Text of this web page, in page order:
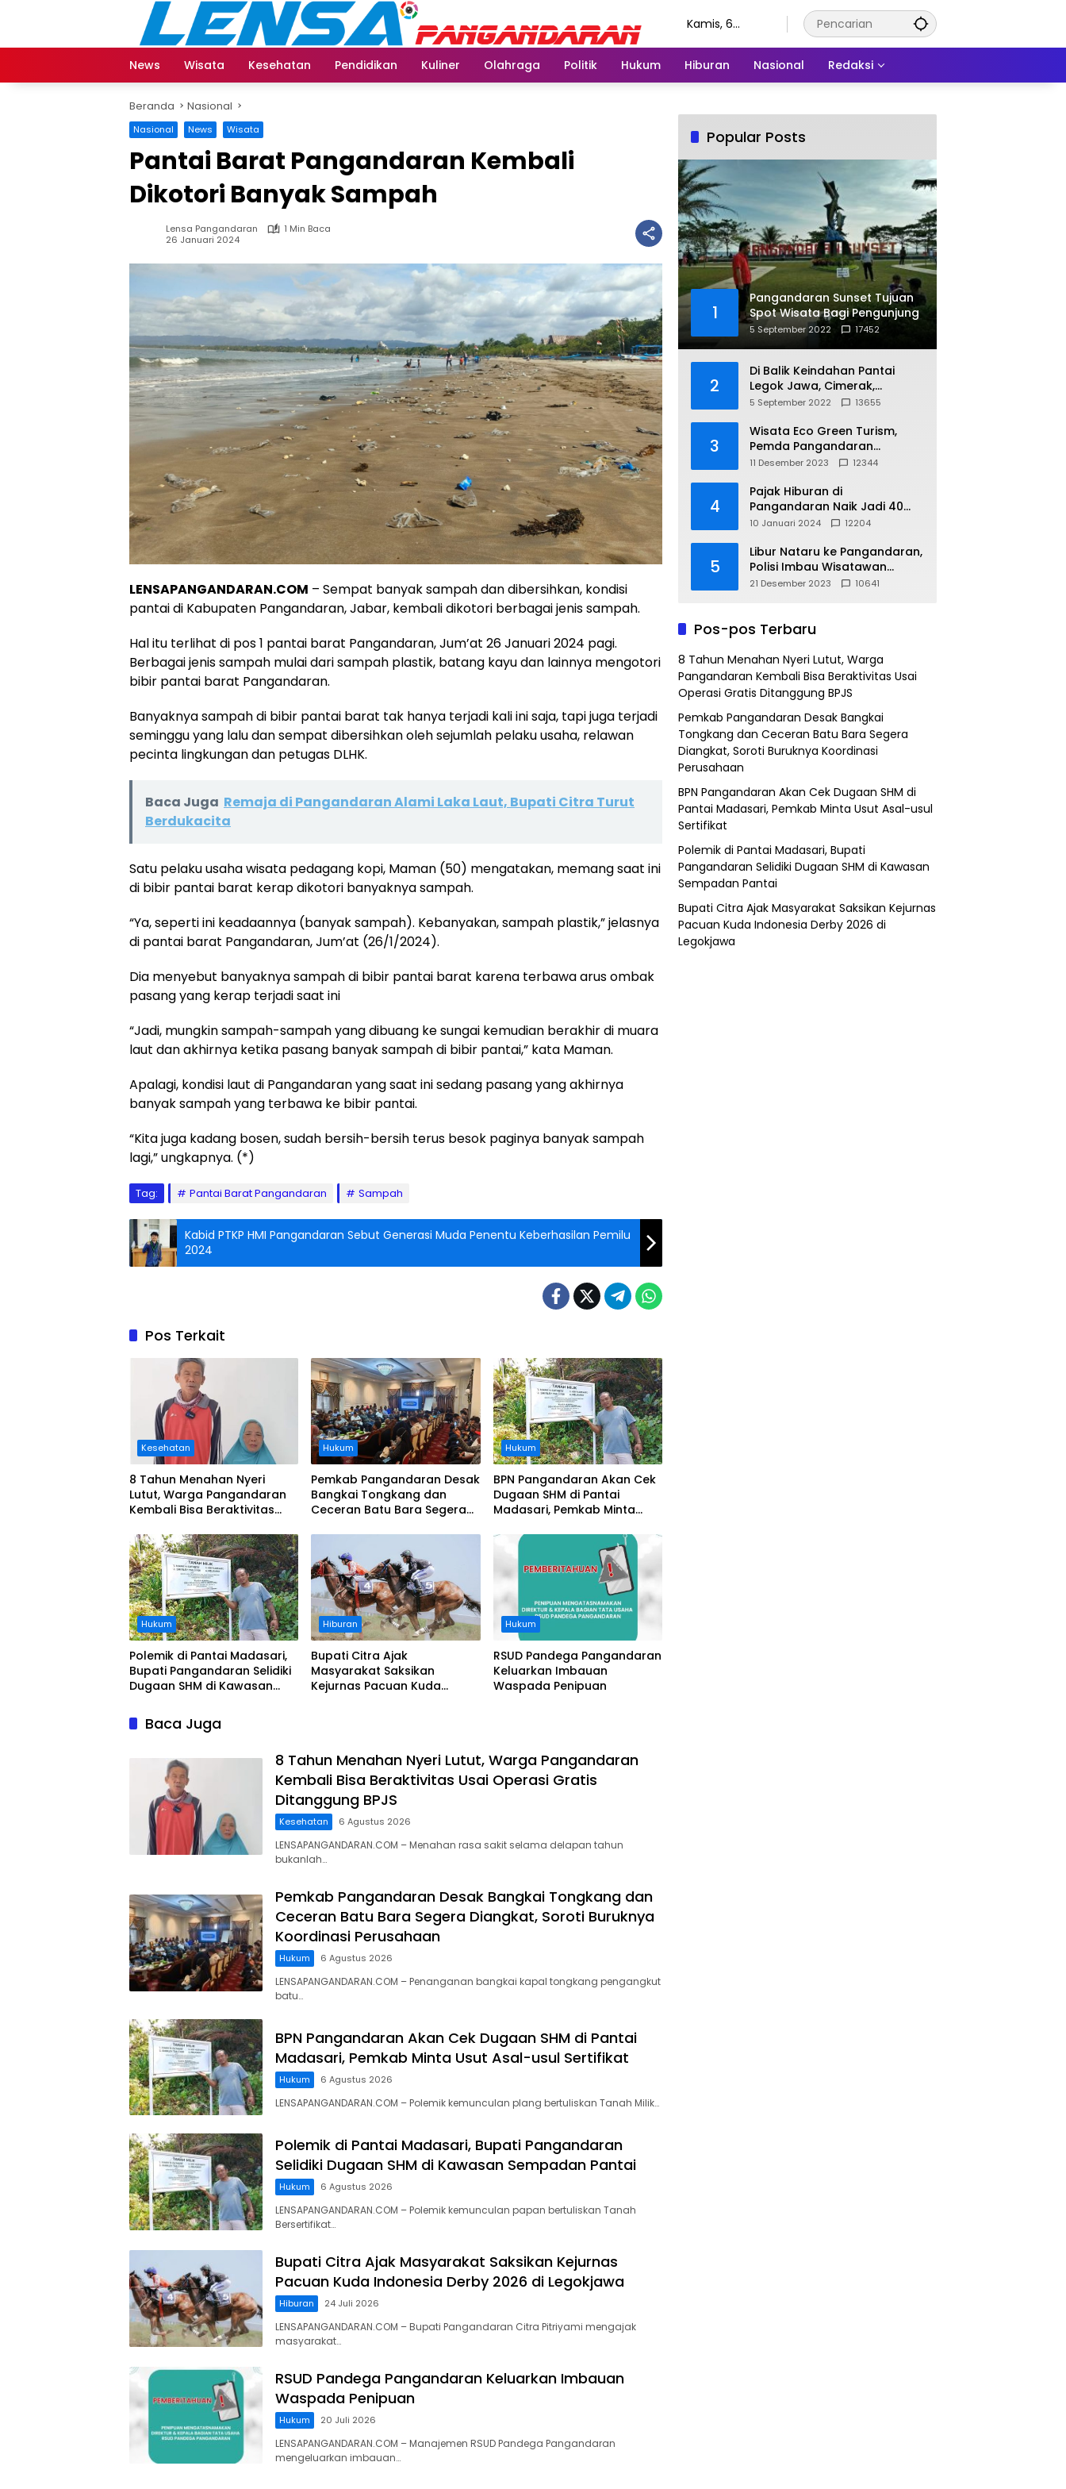
Kamis, 6
News
Wisata Kesehatan Pendidikan Kuliner Olahraga Politik Hukum Hiburan Nasional Redaksi
Beranda Nasional
Nasional News Wisata
Pantai Barat Pangandaran Kembali
Dikotori Banyak Sampah
Lensa Pangandaran
1 Min Baca
26 Januari 2024
LENSAPANGANDARAN.COM – Sempat banyak sampah dan dibersihkan, kondisi
pantai di Kabupaten Pangandaran, Jabar, kembali dikotori berbagai jenis sampah.
Hal itu terlihat di pos 1 pantai barat Pangandaran, Jum’at 26 Januari 2024 pagi.
Berbagai jenis sampah mulai dari sampah plastik, batang kayu dan lainnya mengotori
bibir pantai barat Pangandaran.
Banyaknya sampah di bibir pantai barat tak hanya terjadi kali ini saja, tapi juga terjadi
seminggu yang lalu dan sempat dibersihkan oleh sejumlah pelaku usaha, relawan
pecinta lingkungan dan petugas DLHK.
Baca Juga Remaja di Pangandaran Alami Laka Laut, Bupati Citra Turut
Berdukacita
Satu pelaku usaha wisata pedagang kopi, Maman (50) mengatakan, memang saat ini
di bibir pantai barat kerap dikotori banyaknya sampah.
“Ya, seperti ini keadaannya (banyak sampah). Kebanyakan, sampah plastik,” jelasnya
di pantai barat Pangandaran, Jum’at (26/1/2024).
Dia menyebut banyaknya sampah di bibir pantai barat karena terbawa arus ombak
pasang yang kerap terjadi saat ini
“Jadi, mungkin sampah-sampah yang dibuang ke sungai kemudian berakhir di muara
laut dan akhirnya ketika pasang banyak sampah di bibir pantai,” kata Maman.
Apalagi, kondisi laut di Pangandaran yang saat ini sedang pasang yang akhirnya
banyak sampah yang terbawa ke bibir pantai.
“Kita juga kadang bosen, sudah bersih-bersih terus besok paginya banyak sampah
lagi,” ungkapnya. (*)
Tag: Pantai Barat Pangandaran Sampah
Kabid PTKP HMI Pangandaran Sebut Generasi Muda Penentu Keberhasilan Pemilu
2024
Pos Terkait
Kesehatan
8 Tahun Menahan Nyeri
Lutut, Warga Pangandaran
Kembali Bisa Beraktivitas
Ditanggung BPJS
Hukum
Pemkab Pangandaran Desak
Bangkai Tongkang dan
Ceceran Batu Bara Segera
Koordinasi Perusahaan
Hukum
BPN Pangandaran Akan Cek
Dugaan SHM di Pantai
Madasari, Pemkab Minta
Hukum
Polemik di Pantai Madasari,
Bupati Pangandaran Selidiki
Dugaan SHM di Kawasan
Hiburan
Bupati Citra Ajak
Masyarakat Saksikan
Kejurnas Pacuan Kuda
Hukum
RSUD Pandega Pangandaran
Keluarkan Imbauan
Waspada Penipuan
Baca Juga
8 Tahun Menahan Nyeri Lutut, Warga Pangandaran
Kembali Bisa Beraktivitas Usai Operasi Gratis
Ditanggung BPJS
Kesehatan 6 Agustus 2026
LENSAPANGANDARAN.COM – Menahan rasa sakit selama delapan tahun
bukanlah…
Pemkab Pangandaran Desak Bangkai Tongkang dan
Ceceran Batu Bara Segera Diangkat, Soroti Buruknya
Koordinasi Perusahaan
Hukum 6 Agustus 2026
LENSAPANGANDARAN.COM – Penanganan bangkai kapal tongkang pengangkut
batu…
BPN Pangandaran Akan Cek Dugaan SHM di Pantai
Madasari, Pemkab Minta Usut Asal-usul Sertifikat
Hukum 6 Agustus 2026
LENSAPANGANDARAN.COM – ‎Polemik kemunculan plang bertuliskan Tanah Milik…
Polemik di Pantai Madasari, Bupati Pangandaran
Selidiki Dugaan SHM di Kawasan Sempadan Pantai
Hukum 6 Agustus 2026
LENSAPANGANDARAN.COM – Polemik kemunculan papan bertuliskan Tanah
Bersertifikat…
Bupati Citra Ajak Masyarakat Saksikan Kejurnas
Pacuan Kuda Indonesia Derby 2026 di Legokjawa
Hiburan 24 Juli 2026
LENSAPANGANDARAN.COM – Bupati Pangandaran Citra Pitriyami mengajak
masyarakat…
RSUD Pandega Pangandaran Keluarkan Imbauan
Waspada Penipuan
Hukum 20 Juli 2026
LENSAPANGANDARAN.COM – Manajemen RSUD Pandega Pangandaran
mengeluarkan imbauan…
Popular Posts
1
Pangandaran Sunset Tujuan
Spot Wisata Bagi Pengunjung
5 September 2022 17452
2
Di Balik Keindahan Pantai
Legok Jawa, Cimerak,
Pangandaran
5 September 2022 13655
3
Wisata Eco Green Turism,
Pemda Pangandaran
Gandeng PLN
11 Desember 2023 12344
4
Pajak Hiburan di
Pangandaran Naik Jadi 40
Persen
10 Januari 2024 12204
5
Libur Nataru ke Pangandaran,
Polisi Imbau Wisatawan
Gunakan Jalur Arteri
21 Desember 2023 10641
Pos-pos Terbaru
8 Tahun Menahan Nyeri Lutut, Warga
Pangandaran Kembali Bisa Beraktivitas Usai
Operasi Gratis Ditanggung BPJS
Pemkab Pangandaran Desak Bangkai
Tongkang dan Ceceran Batu Bara Segera
Diangkat, Soroti Buruknya Koordinasi
Perusahaan
BPN Pangandaran Akan Cek Dugaan SHM di
Pantai Madasari, Pemkab Minta Usut Asal-usul
Sertifikat
Polemik di Pantai Madasari, Bupati
Pangandaran Selidiki Dugaan SHM di Kawasan
Sempadan Pantai
Bupati Citra Ajak Masyarakat Saksikan Kejurnas
Pacuan Kuda Indonesia Derby 2026 di
Legokjawa